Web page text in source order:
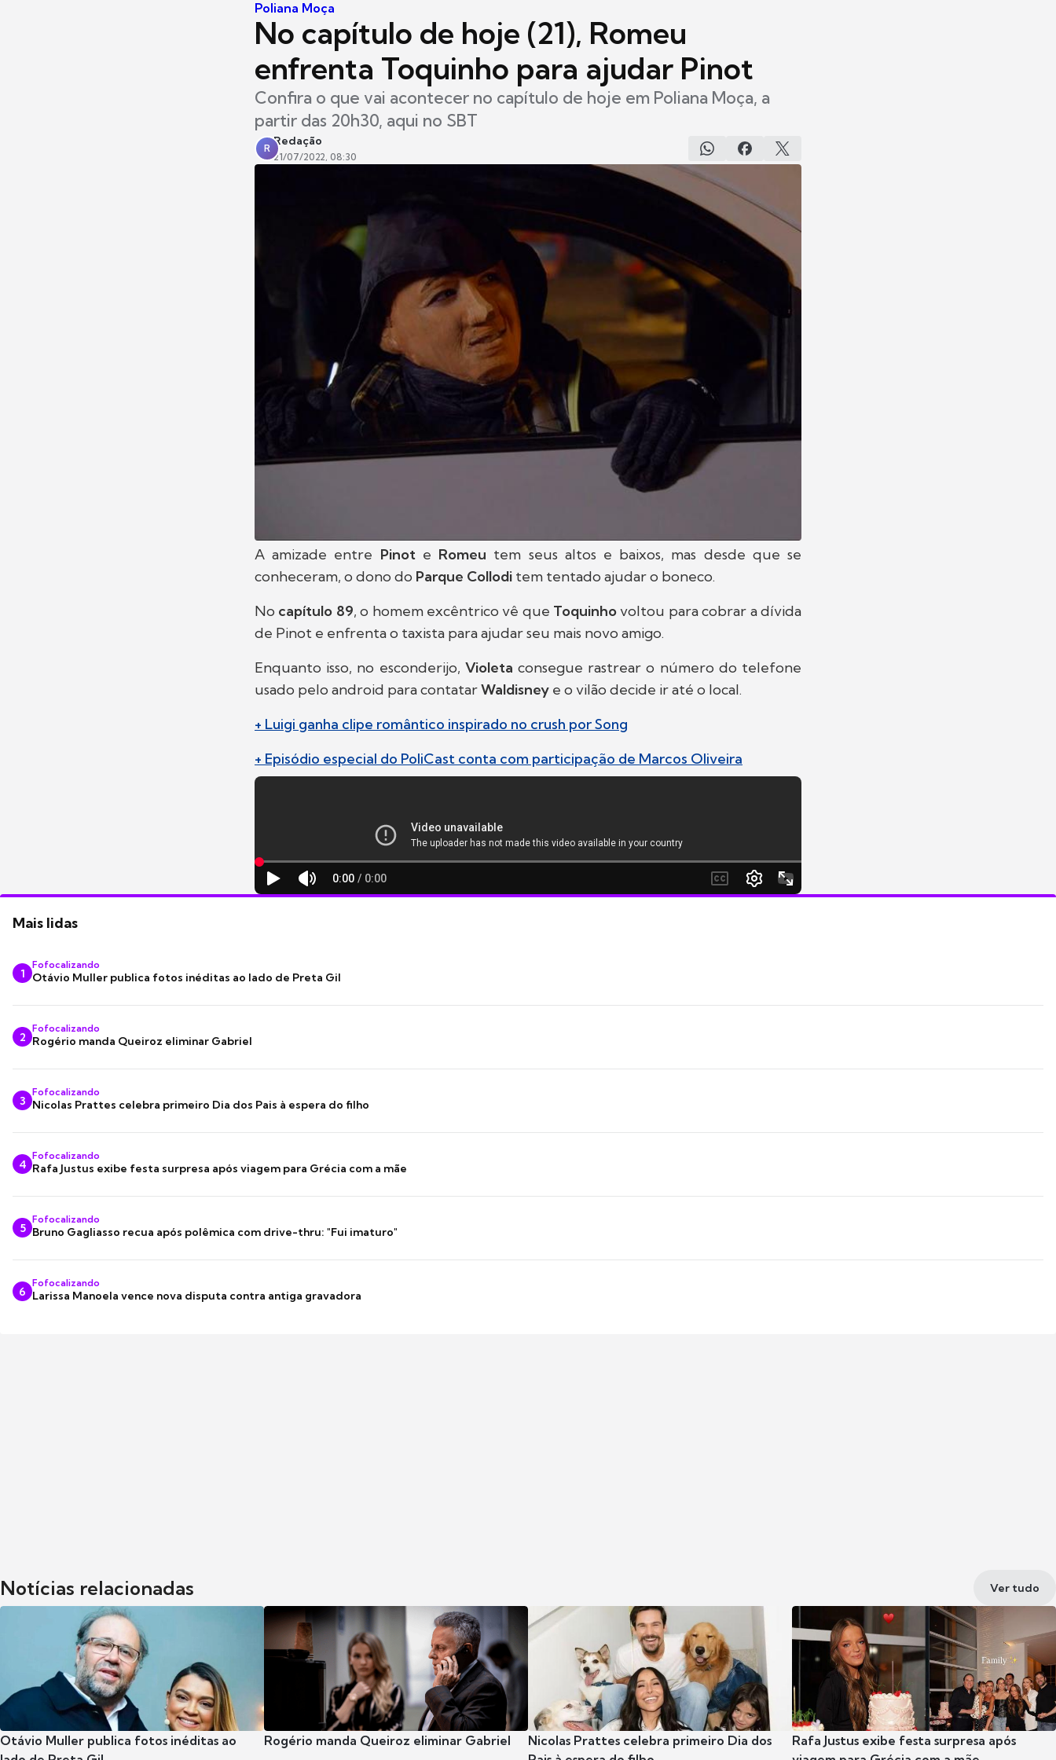
Poliana Moça
No capítulo de hoje (21), Romeu
enfrenta Toquinho para ajudar Pinot
Confira o que vai acontecer no capítulo de hoje em Poliana Moça, a
partir das 20h30, aqui no SBT
R
Redação
21/07/2022, 08:30
A amizade entre Pinot e Romeu tem seus altos e baixos, mas desde que se
conheceram, o dono do Parque Collodi tem tentado ajudar o boneco.
No capítulo 89, o homem excêntrico vê que Toquinhovoltou para cobrar a dívida
de Pinot e enfrenta o taxista para ajudar seu mais novo amigo.
Enquanto isso, no esconderijo, Violeta consegue rastrear o número do telefone
usado pelo android para contatarWaldisney e o vilão decide ir até o local.
+ Luigi ganha clipe romântico inspirado no crush por Song
+ Episódio especial do PoliCast conta com participação de Marcos Oliveira
Mais lidas
1
Fofocalizando
Otávio Muller publica fotos inéditas ao lado de Preta Gil
2
Fofocalizando
Rogério manda Queiroz eliminar Gabriel
3
Fofocalizando
Nicolas Prattes celebra primeiro Dia dos Pais à espera do filho
4
Fofocalizando
Rafa Justus exibe festa surpresa após viagem para Grécia com a mãe
5
Fofocalizando
Bruno Gagliasso recua após polêmica com drive-thru: "Fui imaturo"
6
Fofocalizando
Larissa Manoela vence nova disputa contra antiga gravadora
Notícias relacionadas Ver tudo
Otávio Muller publica fotos inéditas ao
Rogério manda Queiroz eliminar Gabriel
Nicolas Prattes celebra primeiro Dia dos
Rafa Justus exibe festa surpresa após